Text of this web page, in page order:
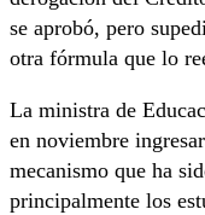
se aprobó, pero
otra fórmula que lo
La ministra de
en noviembre
mecanismo que ha
principalmente los